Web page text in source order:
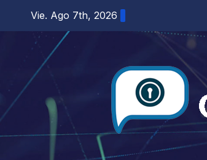
contenido
Vie. Ago 7th, 2026